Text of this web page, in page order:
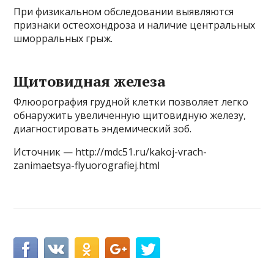
При физикальном обследовании выявляются
признаки остеохондроза и наличие центральных
шморральных грыж.
Щитовидная железа
Флюорография грудной клетки позволяет легко
обнаружить увеличенную щитовидную железу,
диагностировать эндемический зоб.
Источник — http://mdc51.ru/kakoj-vrach-
zanimaetsya-flyuorografiej.html